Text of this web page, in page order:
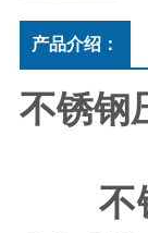
产品介绍：
不锈钢
不